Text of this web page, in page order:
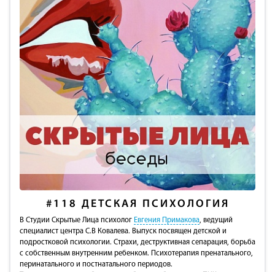
#118 ДЕТСКАЯ ПСИХОЛОГИЯ
В Студии Скрытые Лица психолог Евгения Примакова, ведущий
специалист центра С.В Ковалева. Выпуск посвящен детской и
подростковой психологии. Страхи, деструктивная сепарация, борьба
с собственным внутренним ребенком. Психотерапия пренатального,
перинатального и постнатального периодов.